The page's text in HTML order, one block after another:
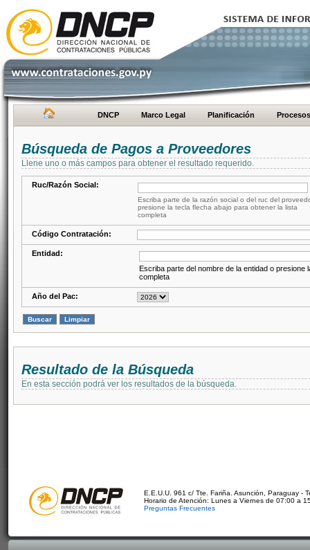
DNCP Marco Legal Planificación Procesos
Búsqueda de Pagos a Proveedores
Llene uno o más campos para obtener el resultado requerido.
Ruc/Razón Social:
Escriba parte de la razón social o del ruc del
presione la tecla flecha abajo para obtener la lista
completa
Código Contratación:
Entidad:
Escriba parte del nombre de la entidad o presione
completa
Año del Pac:
Resultado de la Búsqueda
En esta sección podrá ver los resultados de la búsqueda.
E.E.U.U. 961 c/ Tte. Fariña. Asunción, Paraguay -
Horario de Atención: Lunes a Viernes de 07:00 a
Preguntas Frecuentes